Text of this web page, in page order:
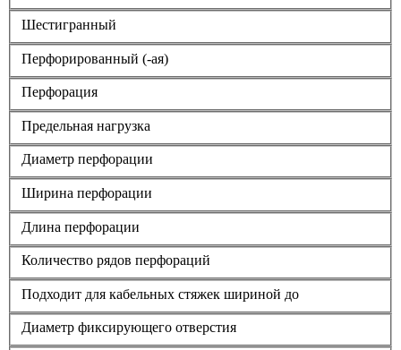
Шестигранный
Перфорированный (-ая)
Перфорация
Предельная нагрузка
Диаметр перфорации
Ширина перфорации
Длина перфорации
Количество рядов перфораций
Подходит для кабельных стяжек шириной до
Диаметр фиксирующего отверстия